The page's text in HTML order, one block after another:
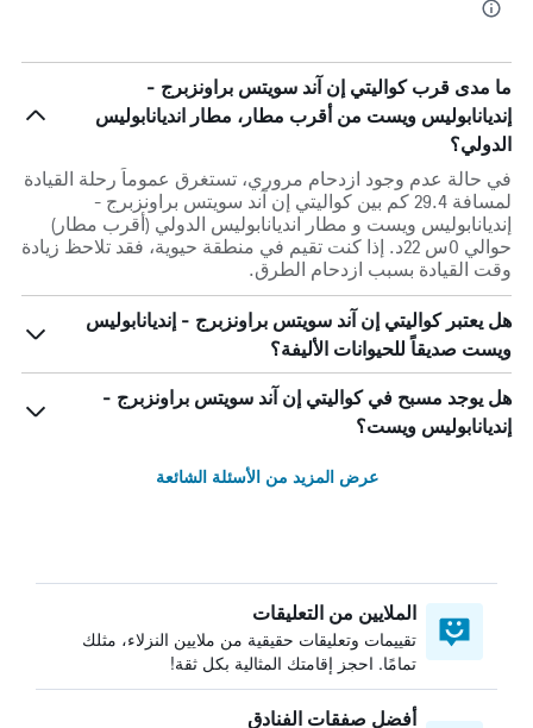
ما مدى قرب كواليتي إن آند سويتس براونزبرج -
إنديانابوليس ويست من أقرب مطار، مطار انديانابوليس
الدولي؟
في حالة عدم وجود ازدحام مروري، تستغرق عموماً رحلة القيادة
لمسافة 29.4 كم بين كواليتي إن آند سويتس براونزبرج -
إنديانابوليس ويست و مطار انديانابوليس الدولي (أقرب مطار)
حوالي 0س 22د. إذا كنت تقيم في منطقة حيوية، فقد تلاحظ زيادة
وقت القيادة بسبب ازدحام الطرق.
هل يعتبر كواليتي إن آند سويتس براونزبرج - إنديانابوليس
ويست صديقاً للحيوانات الأليفة؟
هل يوجد مسبح في كواليتي إن آند سويتس براونزبرج -
إنديانابوليس ويست؟
عرض المزيد من الأسئلة الشائعة
الملايين من التعليقات
تقييمات وتعليقات حقيقية من ملايين النزلاء، مثلك
تمامًا. احجز إقامتك المثالية بكل ثقة!
أفضل صفقات الفنادق